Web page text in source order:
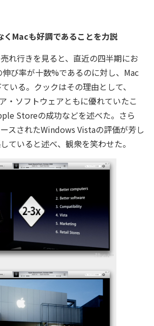
Macも好調であることを力説
れ行きを見ると、直近の四半期にお
伸び率が十数%であるのに対し、Mac
いる。クックはその理由として、
・ソフトウェアともに優れていたこ
Storeの成功などを述べた。さら
スされたWindows Vistaの評価が芳し
ていると述べ、観衆を笑わせた。